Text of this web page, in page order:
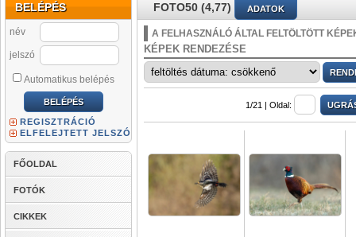
BELÉPÉS
név
jelszó
Automatikus belépés
REGISZTRÁCIÓ
ELFELEJTETT JELSZÓ
FŐOLDAL
FOTÓK
CIKKEK
FOTO50 (4,77) ADATOK
A FELHASZNÁLÓ ÁLTAL FELTÖLTÖTT
KÉPEK RENDEZÉSE
1/21 | Oldal: